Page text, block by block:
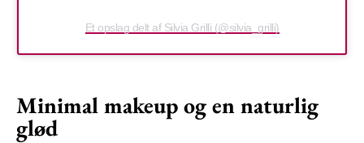
Et opslag delt af Silvia Grilli (@silvia_grilli)
Minimal makeup og en naturlig
glød